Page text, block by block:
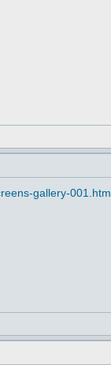
gallery-001.htm